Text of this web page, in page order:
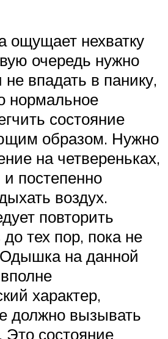
ощущает нехватку
очередь нужно
не впадать в панику,
нормальное
состояние
образом. Нужно
на четвереньках,
постепенно
воздух.
повторить
до тех пор, пока не
Одышка на данной
характер,
должно вызывать
Это состояние